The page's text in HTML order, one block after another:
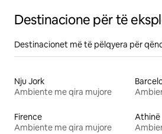
Destinacione për të
Destinacionet më të pëlqyera për
Nju Jork
Ambiente me qira mujore
Firence
Ambiente me qira mujore
Athinë